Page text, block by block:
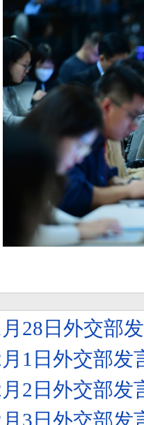
月28日外交部
月1日外交部
月2日外交部
月3日外交部